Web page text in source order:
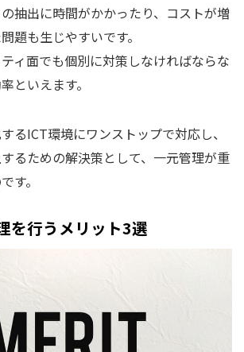
抽出に時間がかかったり、コストが増
題も生じやすいです。
ィ面でも個別に対策しなければならな
といえます。
るICT環境にワンストップで対応し、
るための解決策として、一元管理が重
す。
を行うメリット3選